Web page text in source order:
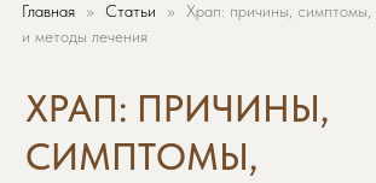
Главная Статьи
Храп: причины, симптомы,
и методы лечения
ХРАП: ПРИЧИНЫ,
СИМПТОМЫ,
ДИАГНОСТИКА
И МЕТОДЫ ЛЕЧЕНИЯ